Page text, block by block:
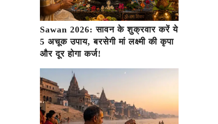
Sawan 2026: सावन के शुक्रवार करें ये
5 अचूक उपाय, बरसेगी मां लक्ष्मी की कृपा
और दूर होगा कर्ज!